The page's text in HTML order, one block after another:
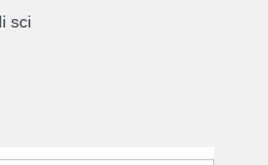
sci